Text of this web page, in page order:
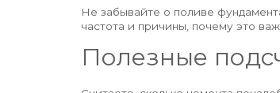
Не забывайте о поливе
частота и причины, почему это
Полезные